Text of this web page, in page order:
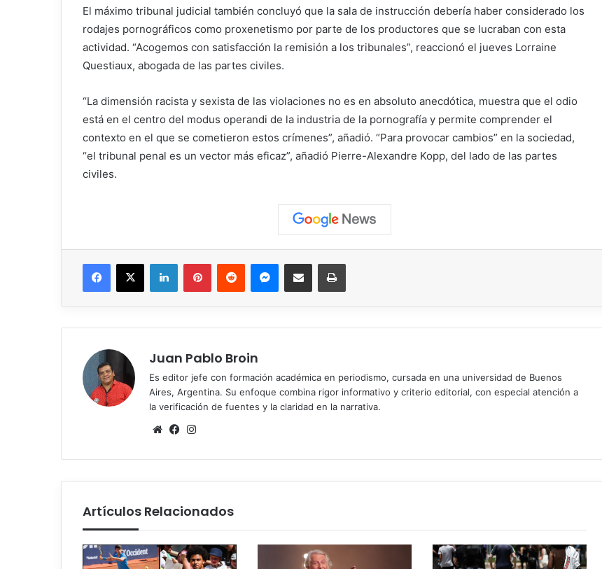
El máximo tribunal judicial también concluyó que la sala de instrucción debería haber considerado los
rodajes pornográficos como proxenetismo por parte de los productores que se lucraban con esta
actividad. “Acogemos con satisfacción la remisión a los tribunales”, reaccionó el jueves Lorraine
Questiaux, abogada de las partes civiles.
“La dimensión racista y sexista de las violaciones no es en absoluto anecdótica, muestra que el odio
está en el centro del modus operandi de la industria de la pornografía y permite comprender el
contexto en el que se cometieron estos crímenes”, añadió. “Para provocar cambios” en la sociedad,
“el tribunal penal es un vector más eficaz”, añadió Pierre-Alexandre Kopp, del lado de las partes
civiles.
Facebook
X LinkedInPinterestReddit MessengerCompartir vía correo electrónicoImprimir
Juan Pablo Broin
Es editor jefe con formación académica en periodismo, cursada en una universidad de Buenos
Aires, Argentina. Su enfoque combina rigor informativo y criterio editorial, con especial atención a
la verificación de fuentes y la claridad en la narrativa.
SitioFacebook
Artículos Relacionados